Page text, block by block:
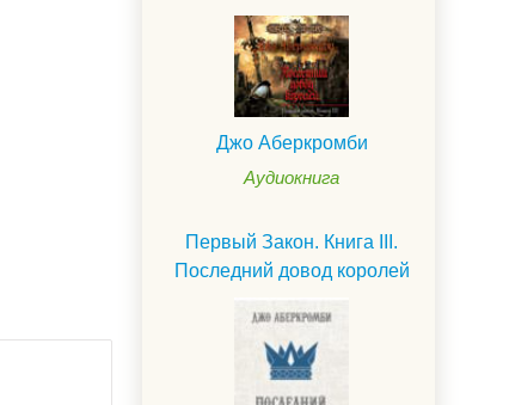
Джо Аберкромби
Аудиокнига
Первый Закон. Книга III.
Последний довод королей